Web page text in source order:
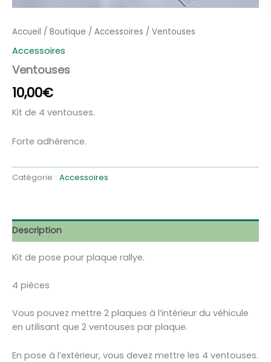
Accueil / Boutique / Accessoires / Ventouses
Accessoires
Ventouses
10,00€
Kit de 4 ventouses.
Forte adhérence.
de
Catégorie : Accessoires
Description
Kit de pose pour plaque rallye.
4 pièces
Vous pouvez mettre 2 plaques à l’intérieur du véhicule
en utilisant que 2 ventouses par plaque.
En pose à l’extérieur, vous devez mettre les 4 ventouses.